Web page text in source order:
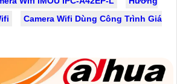
Camera Wifi Dùng Công Trình Giá